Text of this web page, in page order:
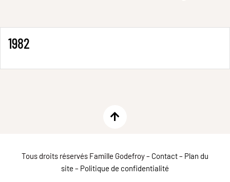
1982
Tous droits réservés Famille Godefroy – Contact– Plan du
site – Politique de confidentialité